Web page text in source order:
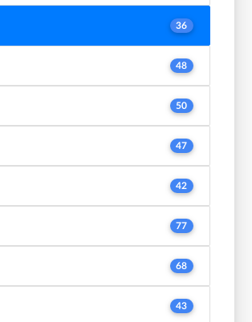
36
48
50
47
42
77
68
43